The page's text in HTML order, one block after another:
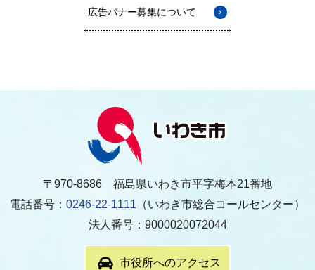
広告バナー募集について
〒970-8686 福島県いわき市平字梅本21番地
電話番号： 0246-22-1111 （いわき市総合コールセンター）
法人番号：9000020072044
市役所へのアクセス